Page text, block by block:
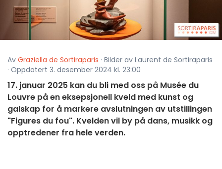
Av Graziella de Sortiraparis · Bilder av Laurent de Sortiraparis
· Oppdatert 3. desember 2024 kl. 23:00
17. januar 2025 kan du bli med oss på Musée du
Louvre på en eksepsjonell kveld med kunst og
galskap for å markere avslutningen av utstillingen
"Figures du fou". Kvelden vil by på dans, musikk og
opptredener fra hele verden.